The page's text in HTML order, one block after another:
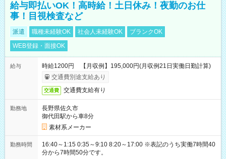
給与即払いOK！高時給！土日休み！夜勤のお仕
事！目視検査など
派遣 職種未経験OK 社会人未経験OK
ブランクOK
WEB登録・面接OK
給与
時給1200円 【月収例】195,000円(月収例21日実働日勤計算)
交通費別途支給あり
交通費 交通費支給有り
勤務地
長野県佐久市
御代田駅から車8分
素材系メーカー
勤務時間
16:40～1:15 0:35～9:10 8:20～17:00 ※表記のうち実働7時間40
分から7時間50分です。